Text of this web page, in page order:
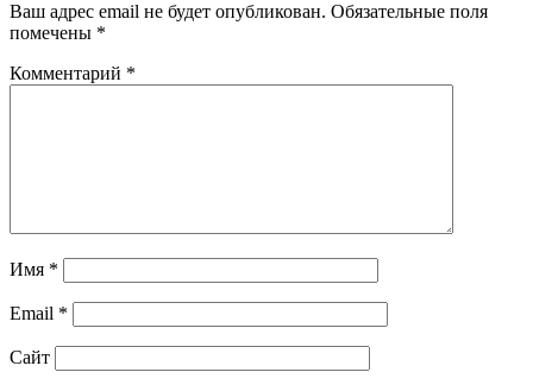
Ваш адрес email не будет опубликован. Обязательные поля
помечены *
Комментарий *
Имя *
Email *
Сайт